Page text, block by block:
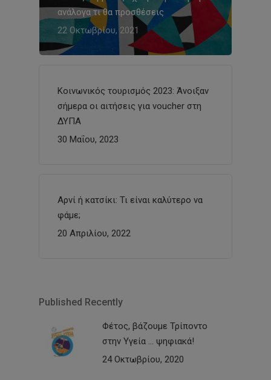
ανάλογα τι θα προσθέσεις
22 Οκτωβρίου, 2021
Κοινωνικός τουρισμός 2023: Άνοιξαν
σήμερα οι αιτήσεις για voucher στη
ΔΥΠΑ
30 Μαΐου, 2023
Αρνί ή κατσίκι: Τι είναι καλύτερο να
φάμε;
20 Απριλίου, 2022
Published Recently
Φέτος, βάζουμε Τρίποντο
στην Υγεία … ψηφιακά!
24 Οκτωβρίου, 2020